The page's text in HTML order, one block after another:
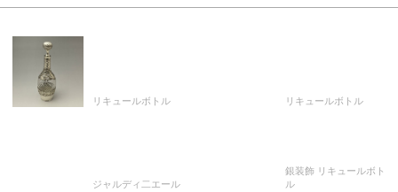
リキュールボトル リキュールボトル
ジャルディ二エール
銀装飾 リキュールボト
ル